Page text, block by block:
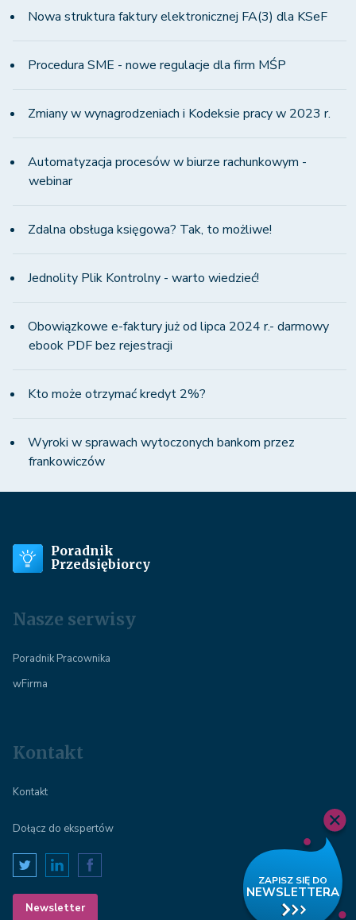
Nowa struktura faktury elektronicznej FA(3) dla KSeF
Procedura SME - nowe regulacje dla firm MŚP
Zmiany w wynagrodzeniach i Kodeksie pracy w 2023 r.
Automatyzacja procesów w biurze rachunkowym -
webinar
Zdalna obsługa księgowa? Tak, to możliwe!
Jednolity Plik Kontrolny - warto wiedzieć!
Obowiązkowe e-faktury już od lipca 2024 r.- darmowy
ebook PDF bez rejestracji
Kto może otrzymać kredyt 2%?
Wyroki w sprawach wytoczonych bankom przez
frankowiczów
Poradnik
Przedsiębiorcy
Nasze serwisy
Poradnik Pracownika
wFirma
Kontakt
Kontakt
Dołącz do ekspertów
Newsletter